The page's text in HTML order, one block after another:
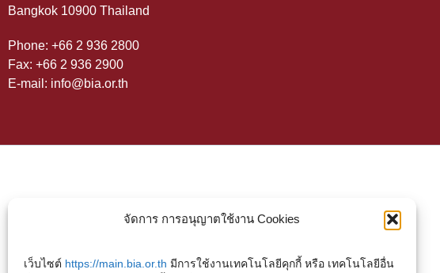
จัดการ การอนุญาตใช้งาน Cookies
เว็บไซต์ https://main.bia.or.th มีการใช้งานเทคโนโลยีคุกกี้ หรือ เทคโนโลยีอื่น
Bangkok 10900 Thailand
Phone: +66 2 936 2800
Fax: +66 2 936 2900
E-mail: info@bia.or.th